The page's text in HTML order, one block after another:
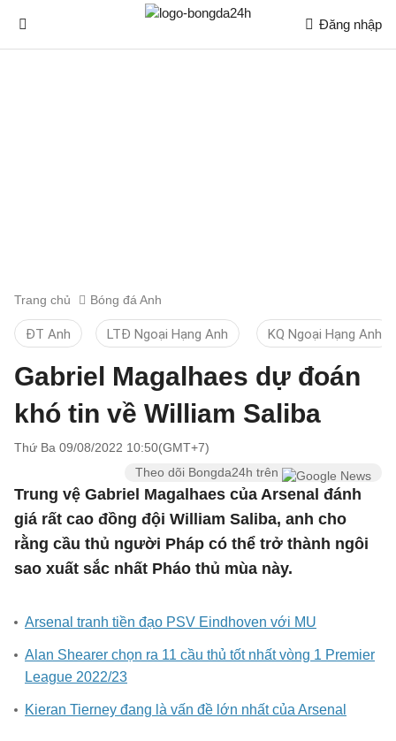
Đăng nhập
Trang chủ Bóng đá Anh
ĐT Anh LTĐ Ngoại Hạng Anh KQ Ngoại Hạng Anh
Gabriel Magalhaes dự đoán
khó tin về William Saliba
Thứ Ba 09/08/2022 10:50(GMT+7)
Theo dõi Bongda24h trên
Trung vệ Gabriel Magalhaes của Arsenal đánh
giá rất cao đồng đội William Saliba, anh cho
rằng cầu thủ người Pháp có thể trở thành ngôi
sao xuất sắc nhất Pháo thủ mùa này.
Arsenal tranh tiền đạo PSV Eindhoven với MU
Alan Shearer chọn ra 11 cầu thủ tốt nhất vòng 1 Premier
League 2022/23
Kieran Tierney đang là vấn đề lớn nhất của Arsenal